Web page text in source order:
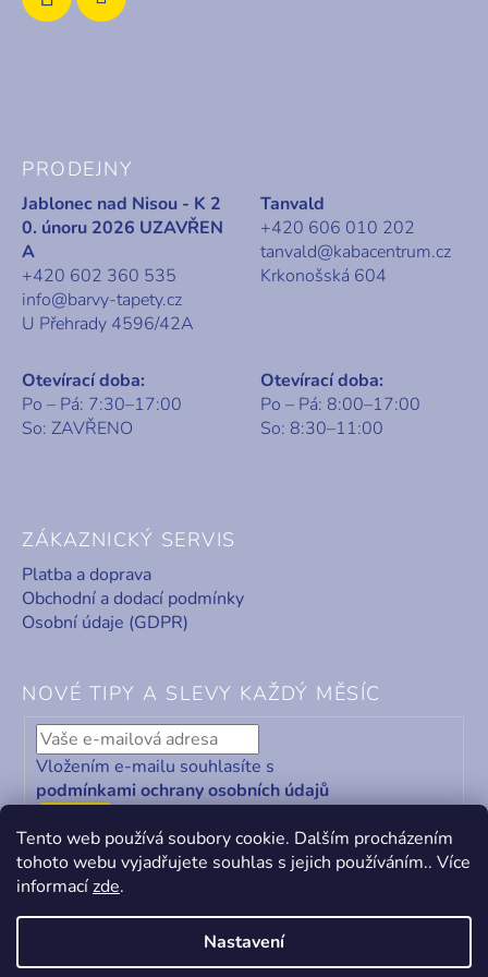
Tento web používá soubory cookie. Dalším procházením
tohoto webu vyjadřujete souhlas s jejich používáním.. Více
informacízde.
Nastavení
PRODEJNY
Jablonec nad Nisou - K 2
0. únoru 2026 UZAVŘEN
A
+420 602 360 535
info@barvy-tapety.cz
U Přehrady 4596/42A
Tanvald
+420 606 010 202
tanvald@kabacentrum.cz
Krkonošská 604
Otevírací doba:
Po – Pá: 7:30–17:00
So: ZAVŘENO
Otevírací doba:
Po – Pá: 8:00–17:00
So: 8:30–11:00
ZÁKAZNICKÝ SERVIS
Platba a doprava
Obchodní a dodací podmínky
Osobní údaje (GDPR)
NOVÉ TIPY A SLEVY KAŽDÝ MĚSÍC
Vložením e-mailu souhlasíte s
podmínkami ochrany osobních údajů
ODEBÍRAT